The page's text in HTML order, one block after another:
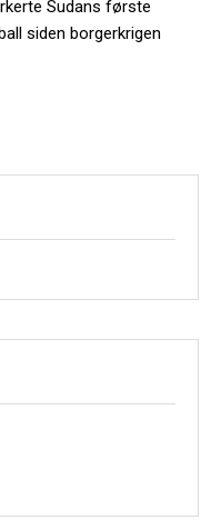
Sudans første
siden borgerkrigen